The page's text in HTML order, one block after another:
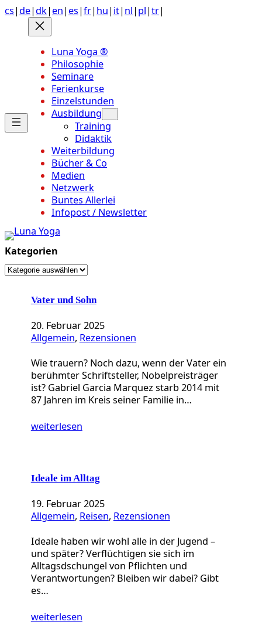
Anchor
Zum
Inhalt
springen
cs|de|dk| en| es|fr| hu| it| nl| pl|tr|
Luna Yoga ®
Philosophie
Seminare
Ferienkurse
Einzelstunden
Ausbildung
Training
Didaktik
Weiterbildung
Bücher & Co
Medien
Netzwerk
Buntes Allerlei
Infopost / Newsletter
Kategorien
K
Vater und Sohn
20. Februar 2025
Allgemein, Rezensionen
Wie trauern? Noch dazu, wenn der Vater ein
berühmter Schriftsteller, Nobelpreisträger
ist? Gabriel Garcia Marquez starb 2014 mit
87 Jahren im Kreis seiner Familie in…
weiterlesen
Ideale im Alltag
19. Februar 2025
Allgemein, Reisen, Rezensionen
Ideale haben wir wohl alle in der Jugend –
und später? Verflüchtigen sie sich im
Alltagsdschungel von Pflichten und
Verantwortungen? Bleiben wir dabei? Gibt
es…
weiterlesen